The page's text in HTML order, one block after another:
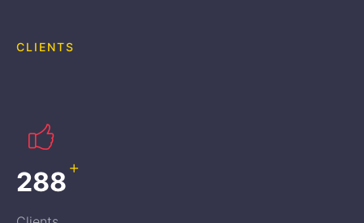
CLIENTS
301 +